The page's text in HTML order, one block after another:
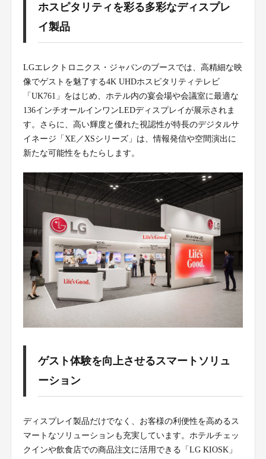
ホスピタリティを彩る多彩なディスプレ
イ製品
LGエレクトロニクス・ジャパンのブースでは、高精細な映
像でゲストを魅了する4K UHDホスピタリティテレビ
「UK761」をはじめ、ホテル内の宴会場や会議室に最適な
136インチオールインワンLEDディスプレイが展示されま
す。さらに、高い輝度と優れた視認性が特長のデジタルサ
イネージ「XE／XSシリーズ」は、情報発信や空間演出に
新たな可能性をもたらします。
ゲスト体験を向上させるスマートソリュ
ーション
ディスプレイ製品だけでなく、お客様の利便性を高めるス
マートなソリューションも充実しています。ホテルチェッ
クインや飲食店での商品注文に活用できる「LG KIOSK」